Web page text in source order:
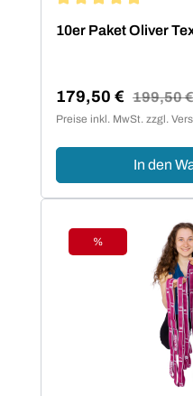
10er Paket Oliver
Verkaufspreis:
179,50 € Regulärer
199,50 €
Preise inkl. MwSt. zzgl.
In den
Rabatt
%